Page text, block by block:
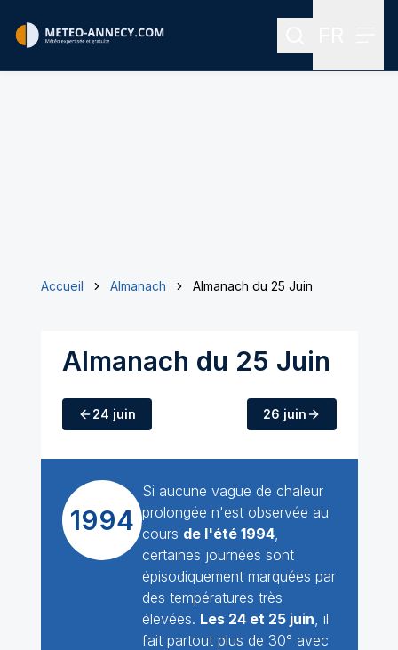
Rechercher
Accueil Almanach Almanach du 25 Juin
Almanach du 25 Juin
24 juin 26 juin
1994
Si aucune vague de chaleur
prolongée n'est observée au
cours de l'été 1994,
certaines journées sont
épisodiquement marquées par
des températures très
élevées. Les 24 et 25 juin, il
fait partout plus de 30° avec